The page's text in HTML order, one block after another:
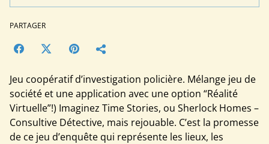
PARTAGER
Jeu coopératif d’investigation policière. Mélange jeu de
société et une application avec une option “Réalité
Virtuelle”!) Imaginez Time Stories, ou Sherlock Homes –
Consultive Détective, mais rejouable. C’est la promesse
de ce jeu d’enquête qui représente les lieux, les